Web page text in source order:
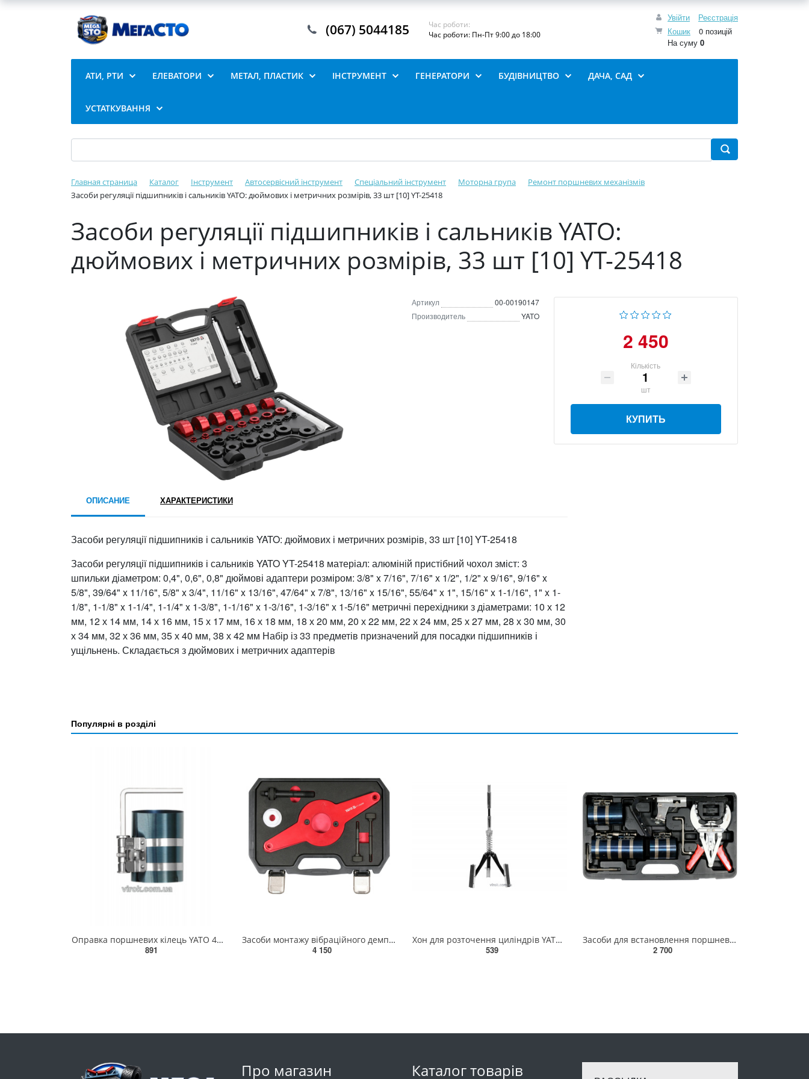
Увійти
Реєстрація
Кошик
0 позицій
На суму 0
(067) 5044185
Час роботи:
Час роботи: Пн-Пт 9:00 до 18:00
АТИ, РТИ ЕЛЕВАТОРИ МЕТАЛ, ПЛАСТИК ІНСТРУМЕНТ ГЕНЕРАТОРИ БУДІВНИЦТВО ДАЧА, САД
УСТАТКУВАННЯ
Главная страница Каталог Інструмент Автосервісний інструмент Спеціальний інструмент Моторна група
Ремонт поршневих механізмів
Засоби регуляції підшипників і сальників YATO: дюймових і метричних розмірів, 33 шт [10] YT-25418
Засоби регуляції підшипників і сальників YATO:
дюймових і метричних розмірів, 33 шт [10] YT-25418
Артикул
00-00190147
Производитель
YATO
2 450
Кількість
шт
КУПИТЬ
ОПИСАНИЕ ХАРАКТЕРИСТИКИ
Засоби регуляції підшипників і сальників YATO: дюймових і метричних розмірів, 33 шт [10] YT-25418
Засоби регуляції підшипників і сальників YATO YT-25418 матеріал: алюміній пристібний чохол зміст: 3
шпильки діаметром: 0,4", 0,6", 0,8" дюймові адаптери розміром: 3/8" x 7/16", 7/16" x 1/2", 1/2" x 9/16", 9/16" x
5/8", 39/64" x 11/16", 5/8" x 3/4", 11/16" x 13/16", 47/64" x 7/8", 13/16" x 15/16", 55/64" x 1", 15/16" x 1-1/16", 1" x 1-
1/8", 1-1/8" x 1-1/4", 1-1/4" x 1-3/8", 1-1/16" x 1-3/16", 1-3/16" x 1-5/16" метричні перехідники з діаметрами: 10 х 12
мм, 12 х 14 мм, 14 х 16 мм, 15 х 17 мм, 16 х 18 мм, 18 х 20 мм, 20 х 22 мм, 22 х 24 мм, 25 х 27 мм, 28 х 30 мм, 30
х 34 мм, 32 х 36 мм, 35 х 40 мм, 38 х 42 мм Набір із 33 предметів призначений для посадки підшипників і
ущільнень. Складається з дюймових і метричних адаптерів
Популярні в розділі
Оправка поршневих кілець YATO 4" Ø=100мм [30/60] YT-0636
891
Засоби монтажу вібраційного демпфера колін. вала YATO в автомоб. VAG, 5 елем. [5/100] YT-06260
4 150
Хон для розточення циліндрів YATO Ø=32-89мм регульований з 3 каменями- 51х7мм, загальна l=230мм [50]
539
Засоби для встановлення поршневих кілець YATO Ø=50-100 мм, 10 елем. [4] YT-06373
2 700
Про магазин Каталог товарів